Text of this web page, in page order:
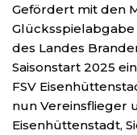
Gefördert mit den
des Landes
Saisonstart 2025
FSV
nun Vereinsflieger
Eisenhüttenstadt,